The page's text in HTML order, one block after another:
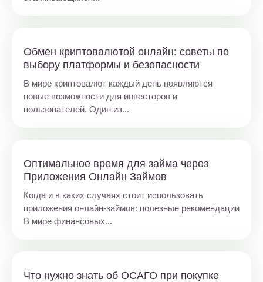
Обмен криптовалютой онлайн: советы по
выбору платформы и безопасности
В мире криптовалют каждый день появляются
новые возможности для инвесторов и
пользователей. Один из...
Оптимальное время для займа через
Приложения Онлайн Займов
Когда и в каких случаях стоит использовать
приложения онлайн-займов: полезные рекомендации
В мире финансовых...
Что нужно знать об ОСАГО при покупке